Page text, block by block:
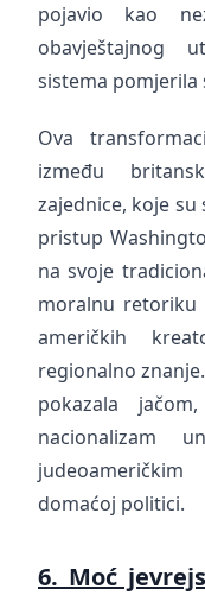
pojavio kao
obavještajnog
sistema pomjerila
Ova
između
zajednice, koje
pristup
na svoje
moralnu retoriku
američkih
regionalno
pokazala
nacionalizam
domaćoj politici.
6. Moć